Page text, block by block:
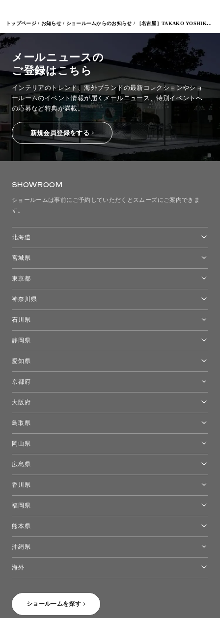
トップページ お知らせ ショールームからのお知らせ ［名古屋］TAKAKO YOSHIKAWA EXHIBITION
メールニュースの
ご登録はこちら
インテリアのトレンド、海外ブランドの最新コレクションやショ
ールームのイベント情報が届くメールニュース、特別イベントへ
の応募など特典が満載。
新規会員登録をする
SHOWROOM
ショールームは事前にご予約していただくとスムーズにご案内できま
す。
ショールームを探す
北海道
宮城県
東京都
モーイ東京
キーブー東京
FLOS｜フロスデザインスペース青山
神奈川県
石川県
静岡県
愛知県
京都府
大阪府
鳥取県
岡山県
広島県
香川県
福岡県
熊本県
沖縄県
海外